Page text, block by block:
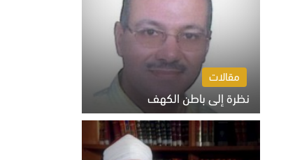
مقالات
نظرة إلى باطن الكهف
السبت 8 أغسطس 2026 11:04 ص